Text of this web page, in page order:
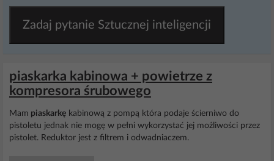
Zadaj pytanie Sztucznej inteligencji
piaskarka kabinowa + powietrze z
kompresora śrubowego
Mam piaskarkę kabinową z pompą która podaje ścierniwo do
pistoletu jednak nie mogę w pełni wykorzystać jej możliwości przez
pistolet. Reduktor jest z filtrem i odwadniaczem.